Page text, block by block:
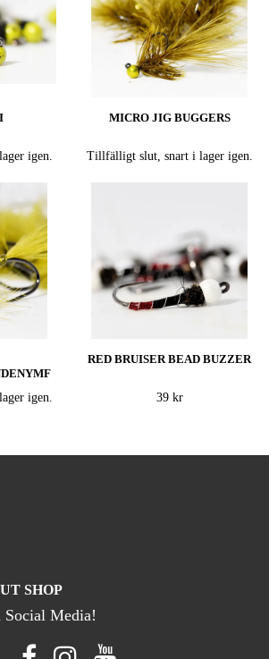
igen.
MICRO JIG BUGGERS
Tillfälligt slut, snart i lager igen.
igen.
RED BRUISER BEAD BUZZER
39 kr
SHOP
Social Media!